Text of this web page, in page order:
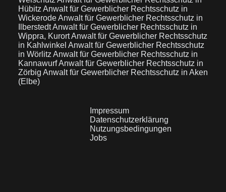
Hübitz Anwalt für Gewerblicher Rechtsschutz in
WickerodeAnwalt für Gewerblicher Rechtsschutz in
IlberstedtAnwalt für Gewerblicher Rechtsschutz in
Wippra, KurortAnwalt für Gewerblicher Rechtsschutz
in Kahlwinkel Anwalt für Gewerblicher Rechtsschutz
in Wörlitz Anwalt für Gewerblicher Rechtsschutz in
KannawurfAnwalt für Gewerblicher Rechtsschutz in
Zörbig Anwalt für Gewerblicher Rechtsschutz in Aken
(Elbe)
Impressum
Datenschutzerklärung
Nutzungsbedingungen
Jobs